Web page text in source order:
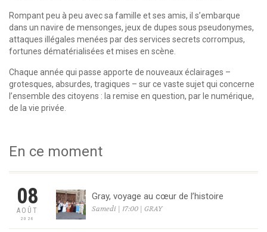
Rompant peu à peu avec sa famille et ses amis, il s’embarque
dans un navire de mensonges, jeux de dupes sous pseudonymes,
attaques illégales menées par des services secrets corrompus,
fortunes dématérialisées et mises en scène.
Chaque année qui passe apporte de nouveaux éclairages –
grotesques, absurdes, tragiques – sur ce vaste sujet qui concerne
l’ensemble des citoyens : la remise en question, par le numérique,
de la vie privée.
En ce moment
08
AOÛT
2026
Gray, voyage au cœur de l’histoire
Samedi | 17:00 | GRAY